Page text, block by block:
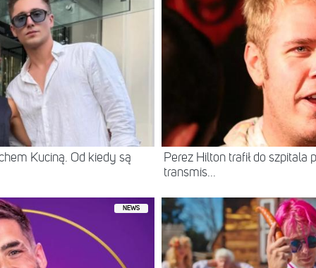
Kuciną. Od kiedy są
Perez Hilton trafił do szpitala
transmis...
NEWS